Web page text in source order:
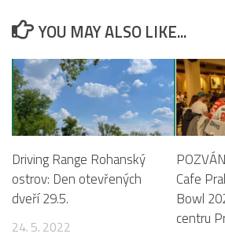
YOU MAY ALSO LIKE...
Driving Range Rohanský
ostrov: Den otevřených
dveří 29.5.
24. 5. 2022
Cafe
Bowl
centru